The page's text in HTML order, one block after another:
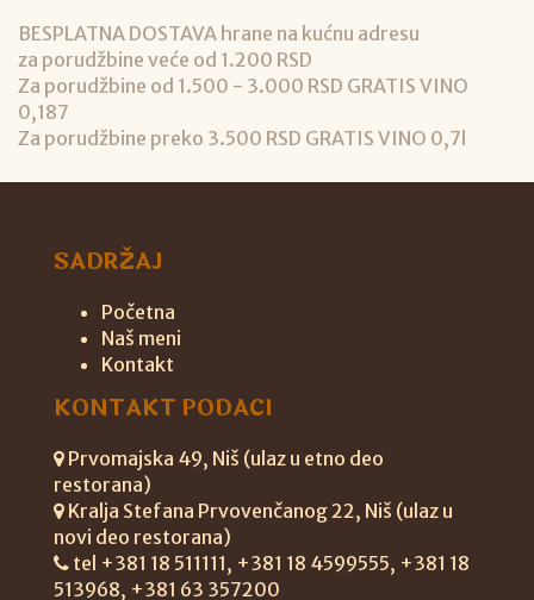
BESPLATNA DOSTAVA hrane na kućnu adresu
za porudžbine veće od 1.200 RSD
Za porudžbine od 1.500 - 3.000 RSD GRATIS VINO
0,187
Za porudžbine preko 3.500 RSD GRATIS VINO 0,7l
SADRŽAJ
Početna
Naš meni
Kontakt
KONTAKT PODACI
Prvomajska 49, Niš (ulaz u etno deo
restorana)
Kralja Stefana Prvovenčanog 22, Niš (ulaz u
novi deo restorana)
tel +381 18 511111, +381 18 4599555, +381 18
513968, +381 63 357200